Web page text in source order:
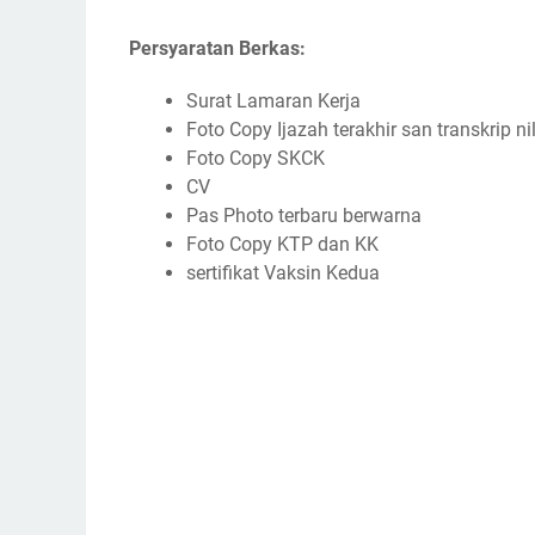
Persyaratan Berkas:
Surat Lamaran Kerja
Foto Copy Ijazah terakhir san transkrip
Foto Copy SKCK
CV
Pas Photo terbaru berwarna
Foto Copy KTP dan KK
sertifikat Vaksin Kedua